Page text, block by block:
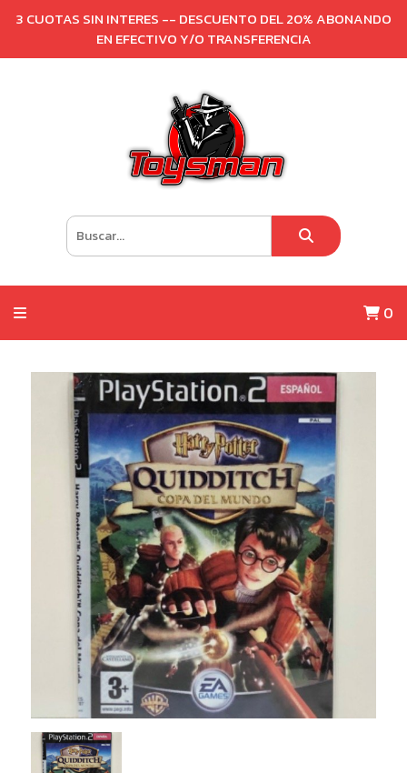
3 CUOTAS SIN INTERES -- DESCUENTO DEL 20% ABONANDO
EN EFECTIVO Y/O TRANSFERENCIA
0